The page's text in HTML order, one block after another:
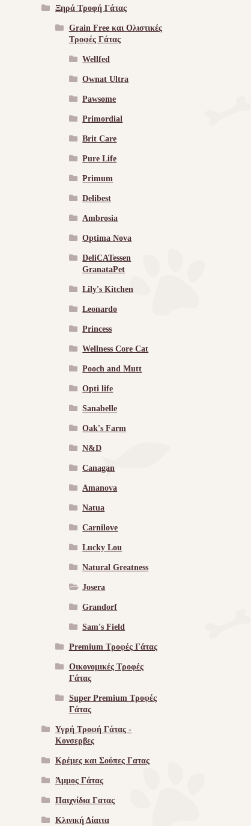
Ξηρά Τροφή Γάτας
Grain Free και Ολιστικές
Τροφές Γάτας
Wellfed
Ownat Ultra
Pawsome
Primordial
Brit Care
Pure Life
Primum
Delibest
Ambrosia
Optima Nova
DeliCATessen
GranataPet
Lily's Kitchen
Leonardo
Princess
Wellness Core Cat
Pooch and Mutt
Opti life
Sanabelle
Oak's Farm
N&D
Canagan
Amanova
Natua
Carnilove
Lucky Lou
Natural Greatness
Josera
Grandorf
Sam's Field
Premium Τροφές Γάτας
Οικονομικές Τροφές
Γάτας
Super Premium Τροφές
Γάτας
Υγρή Τροφή Γάτας -
Kονσερβες
Κρέμες και Σούπες Γατας
Άμμος Γάτας
Παιχνίδια Γατας
Κλινική Δίαιτα